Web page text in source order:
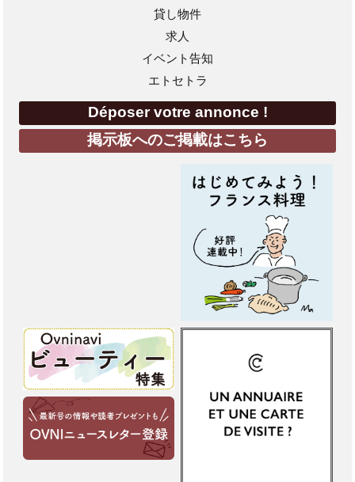
貸し物件
求人
イベント告知
エトセトラ
Déposer votre annonce !
掲示板へのご掲載はこちら